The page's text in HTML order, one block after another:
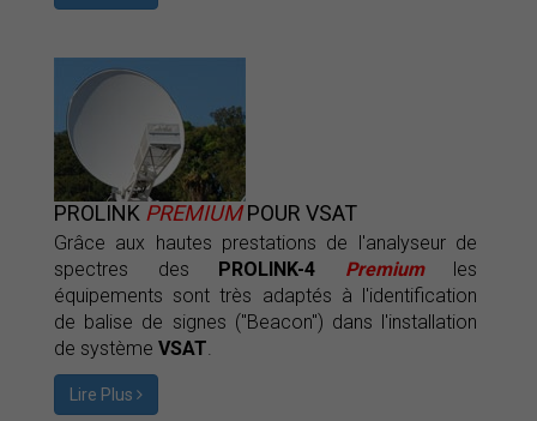
PROLINK PREMIUMPOUR VSAT
Grâce aux hautes prestations de l'analyseur de
spectres des PROLINK-4 Premiumles
équipements sont très adaptés à l'identification
de balise de signes ("Beacon") dans l'installation
de système VSAT.
Lire Plus